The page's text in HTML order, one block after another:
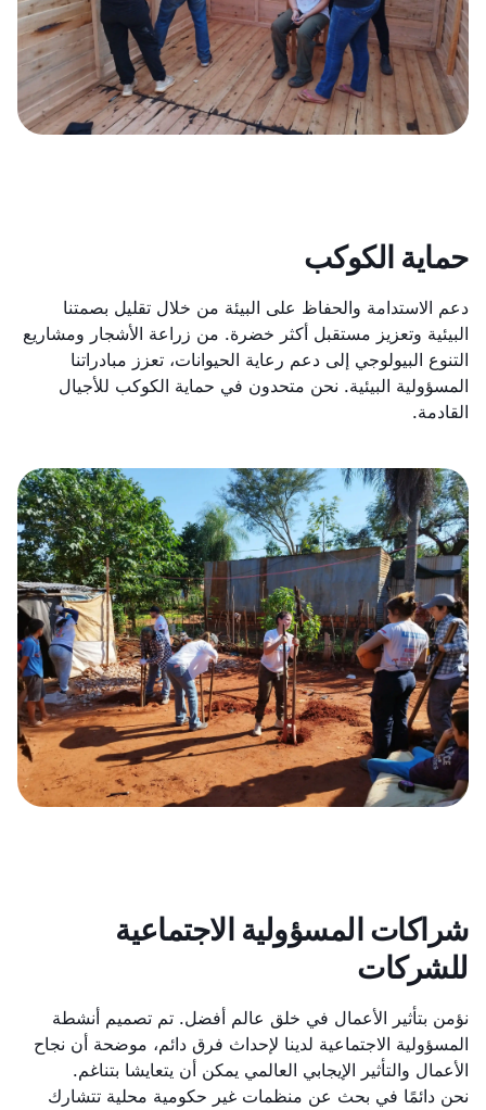
حماية الكوكب
دعم الاستدامة والحفاظ على البيئة من خلال تقليل بصمتنا
البيئية وتعزيز مستقبل أكثر خضرة. من زراعة الأشجار ومشاريع
التنوع البيولوجي إلى دعم رعاية الحيوانات، تعزز مبادراتنا
المسؤولية البيئية. نحن متحدون في حماية الكوكب للأجيال
القادمة.
شراكات المسؤولية الاجتماعية
للشركات
نؤمن بتأثير الأعمال في خلق عالم أفضل. تم تصميم أنشطة
المسؤولية الاجتماعية لدينا لإحداث فرق دائم، موضحة أن نجاح
الأعمال والتأثير الإيجابي العالمي يمكن أن يتعايشا بتناغم.
نحن دائمًا في بحث عن منظمات غير حكومية محلية تتشارك